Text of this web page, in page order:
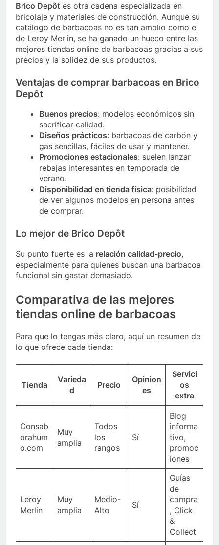
Brico Depôt es otra cadena especializada en
bricolaje y materiales de construcción. Aunque su
catálogo de barbacoas no es tan amplio como el
de Leroy Merlin, se ha ganado un hueco entre las
mejores tiendas online de barbacoas gracias a sus
precios y la solidez de sus productos.
Ventajas de comprar barbacoas en Brico
Depôt
Buenos precios: modelos económicos sin
sacrificar calidad.
Diseños prácticos: barbacoas de carbón y
gas sencillas, fáciles de usar y mantener.
Promociones estacionales: suelen lanzar
rebajas interesantes en temporada de
verano.
Disponibilidad en tienda física: posibilidad
de ver algunos modelos en persona antes
de comprar.
Lo mejor de Brico Depôt
Su punto fuerte es la relación calidad-precio,
especialmente para quienes buscan una barbacoa
funcional sin gastar demasiado.
Comparativa de las mejores
tiendas online de barbacoas
Para que lo tengas más claro, aquí un resumen de
lo que ofrece cada tienda:
Tienda
Varieda
d
Precio
Opinion
es
Servici
os
extra
Consab
orahum
o.com
Muy
amplia
Todos
los
rangos
Sí
Blog
informa
tivo,
promoc
iones
Leroy
Merlin
Muy
amplia
Medio-
Alto
Sí
Guías
de
compra
, Click
&
Collect